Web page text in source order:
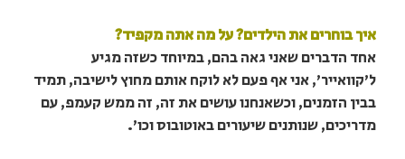
איך בוחרים את הילדים? על מה אתה מקפיד?
אחד הדברים שאני גאה בהם, במיוחד כשזה מגיע
ל'קוואייר', אני אף פעם לא לוקח אותם מחוץ לישיבה, תמיד
בבין הזמנים, וכשאנחנו עושים את זה, זה ממש קעמפ, עם
מדריכים, שנותנים שיעורים באוטובוס וכו'.